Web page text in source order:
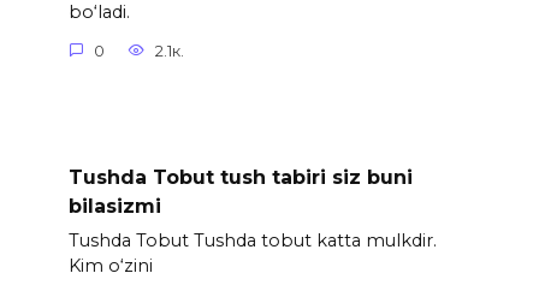
bo‘ladi.
0 2.1к.
Tushda Tobut tush tabiri siz buni
bilasizmi
Tushda Tobut Tushda tobut katta mulkdir.
Kim o‘zini